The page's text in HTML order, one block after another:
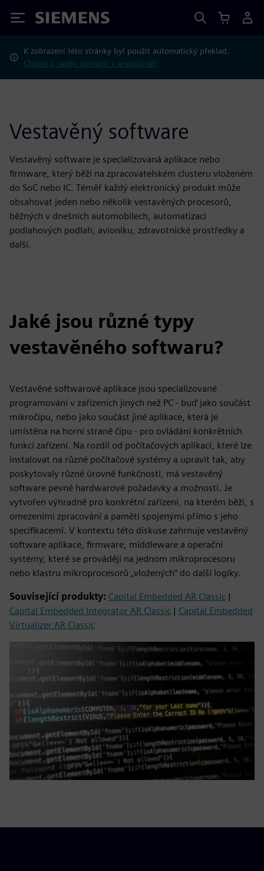
Siemens
K zobrazení této stránky byl použit automatický překlad.
Chcete ji raději zobrazit v angličtině?
Vestavěný software
Vestavěný software je specializovaná aplikace nebo
firmware, který běží na zpracovatelském clusteru vloženém
do SoC nebo IC. Téměř každý elektronický produkt může
obsahovat jeden nebo několik vestavěných procesorů,
běžných v dnešních automobilech, automatizaci
podlahových podlah, avioniku, zdravotnické prostředky a
další.
Jaké jsou různé typy
vestavěného softwaru?
Vestavěné softwarové aplikace jsou specializované
programování v zařízeních jiných než PC - buď jako součást
mikročipu, nebo jako součást jiné aplikace, která je
umístěna na horní straně čipu - pro ovládání konkrétních
funkcí zařízení. Na rozdíl od počítačových aplikací, které lze
instalovat na různé počítačové systémy a upravit tak, aby
poskytovaly různé úrovně funkčnosti, má vestavěný
software pevné hardwarové požadavky a možnosti. Je
vytvořen výhradně pro konkrétní zařízení, na kterém běží, s
omezeními zpracování a paměti spojenými přímo s jeho
specifikacemi. V kontextu této diskuse zahrnuje vestavěný
software aplikace, firmware, middleware a operační
systémy, které se provádějí na jednom mikroprocesoru
nebo klastru mikroprocesorů „vložených“ do další logiky.
Související produkty: Capital Embedded AR Classic |
Capital Embedded Integrator AR Classic | Capital Embedded
Virtualizer AR Classic